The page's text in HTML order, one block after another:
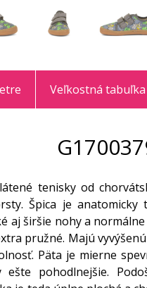
Veľkostná tabuľka
tenisky od
Špica je anatomicky
aj širšie nohy a
pružné. Majú
Päta je mierne
ešte pohodlnejšie.